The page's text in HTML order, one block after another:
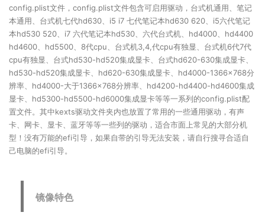
config.plist文件，config.plist文件包含可启用驱动，台式机通用、笔记
本通用、台式机七代hd630、i5 i7 七代笔记本hd630 620、i5六代笔记
本hd530 520、i7 六代笔记本hd530、六代台式机、hd4000、hd4400
hd4600、hd5500、8代cpu、台式机3,4,代cpu有独显、台式机6代7代
cpu有独显、台式hd530-hd520集成显卡、台式hd620-630集成显卡、
hd530-hd520集成显卡、hd620-630集成显卡、hd4000-1366×768分
辨率、hd4000-大于1366×768分辨率、hd4200-hd4400-hd4600集成
显卡、hd5300-hd5500-hd6000集成显卡等等一系列的config.plist配
置文件。其中kexts驱动文件夹内也放置了常用的一些通用驱动，有声
卡、网卡、显卡、蓝牙等等一些列的驱动，适合市面上常见的大部分机
型！没有万能的efi引导，如果自带的引导无法安装，请自行搜寻合适自
己电脑的efi引导。
镜像特色